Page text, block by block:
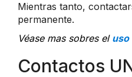
Mientras tanto,
permanente.
Véase mas sobres el uso
Contactos